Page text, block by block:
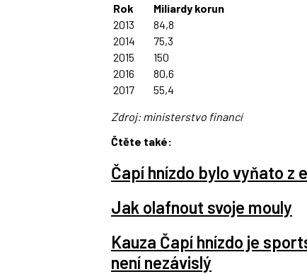
Rok
Miliardy korun
2013
84,8
2014
75,3
2015
150
2016
80,6
2017
55,4
Zdroj: ministerstvo financí
Čtěte také:
Čapí hnízdo bylo vyňato z
Jak olafnout svoje mouly
Kauza Čapí hnízdo je
není nezávislý